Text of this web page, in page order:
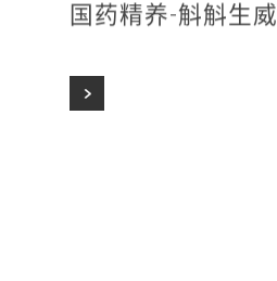
国药精养-斛斛生威